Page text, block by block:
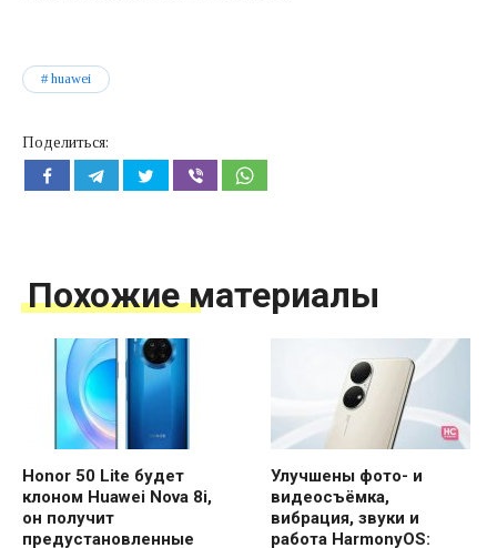
huawei
Поделиться:
Похожие материалы
Honor 50 Lite будет
клоном Huawei Nova 8i,
он получит
предустановленные
Улучшены фото- и
видеосъёмка,
вибрация, звуки и
работа HarmonyOS: